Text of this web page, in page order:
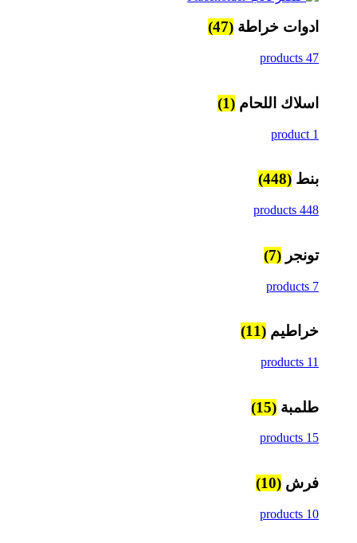
ادوات خراطة (47)
47 products
اسلاك اللحام (1)
1 product
بنط (448)
448 products
تونجر (7)
7 products
خراطيم (11)
11 products
طلمبة (15)
15 products
فرش (10)
10 products